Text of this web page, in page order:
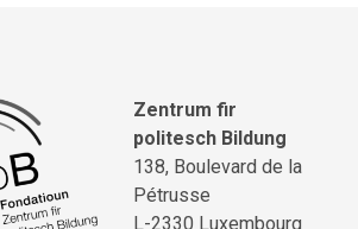
Zentrum fir
politesch Bildung
138, Boulevard de la
Pétrusse
L-2330 Luxembourg